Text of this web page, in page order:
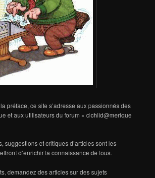
préface, ce site s’adresse aux passionnés des
et aux utilisateurs du forum « cichlid@merique
suggestions et critiques d’articles sont les
d’enrichir la connaissance de tous.
demandez des articles sur des sujets